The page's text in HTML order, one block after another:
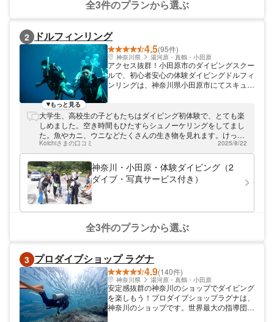
全3件のプランから選ぶ
2
ドルフィンリング
4.5(95件)
神奈川県 湯河原・真鶴・小田原
アクセス抜群！小田原市のダイビングスクー
ルで、初心者安心の体験ダイビングドルフィ
ンリングは、神奈川県小田原市にてスキュー
ル 東京駅から東海道本線特急で約60分とア
クセス良好の神奈川県小田原市。当スクール
は小田原を拠点に、西湘エリアの海でダイビ
ング体験をご提供しています。世界最大のス
キューバダイビング教育機関・PADI公認の
ダイビングスクールで、安心の海中散歩をお
楽しみください！ 初心者でも気軽に海中世
界へ行ける！ 当ショップではライセンスが
イします。泳ぎ方から耳抜きの仕方まで、イ
ンストラクターが丁寧にレクチャー。初心者
やお子様も安心していただけるよう全力でサ
か？スキューバダイビングでしか体験できな
い幻想空間をお気軽にお楽しみください！
もっと見る
大学生、高校生の子どもたちはダイビング初体験で、とても楽
しめました。空き時間もひたすらシュノーケリングをしてまし
た。魚やカニ、ウニなどたくさんの生き物を見れます。けっこ
う大きな魚もいて驚きました。私は20年ぶりぐらいでしたが、
また始めようかな～と思いました。
Koichiさまの口コミ 2025/8/22
神奈川・小田原・体験ダイビング（2
ダイブ・写真サービス付き）
全3件のプランから選ぶ
3 プロダイブショップ ラグナ
4.9(140件)
神奈川県 湯河原・真鶴・小田原
安定感抜群の神奈川のショップでダイビング
を楽しもう！プロダイブショップラグナは、
神奈川のショップです。世界最大の指導団体